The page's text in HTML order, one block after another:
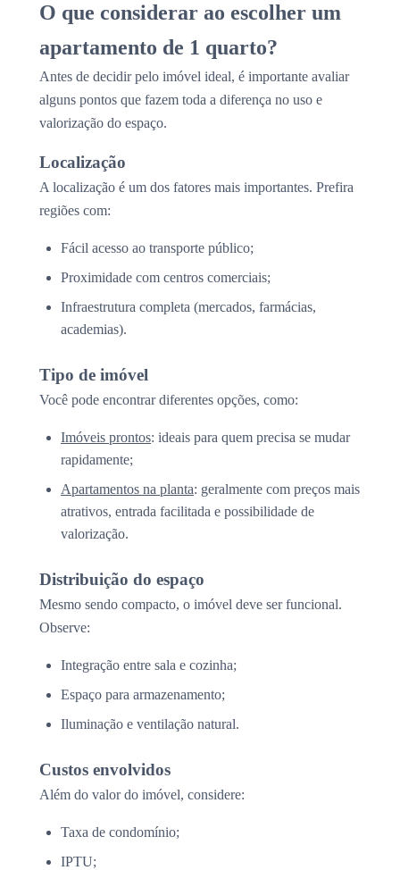
O que considerar ao escolher um
apartamento de 1 quarto?
Antes de decidir pelo imóvel ideal, é importante avaliar
alguns pontos que fazem toda a diferença no uso e
valorização do espaço.
Localização
A localização é um dos fatores mais importantes. Prefira
regiões com:
Fácil acesso ao transporte público;
Proximidade com centros comerciais;
Infraestrutura completa (mercados, farmácias,
academias).
Tipo de imóvel
Você pode encontrar diferentes opções, como:
Imóveis prontos: ideais para quem precisa se mudar
rapidamente;
Apartamentos na planta: geralmente com preços mais
atrativos, entrada facilitada e possibilidade de
valorização.
Distribuição do espaço
Mesmo sendo compacto, o imóvel deve ser funcional.
Observe:
Integração entre sala e cozinha;
Espaço para armazenamento;
Iluminação e ventilação natural.
Custos envolvidos
Além do valor do imóvel, considere:
Taxa de condomínio;
IPTU;